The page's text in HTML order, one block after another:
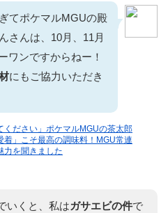
てポケマルMGUの殿
さんは、10月、11月
ワンですからねー！
にもご協力いただき
ください」ポケマルMGUの茶太郎
着」こそ最高の調味料！MGU常連
力を聞きました
いくと、私はガサエビの件で